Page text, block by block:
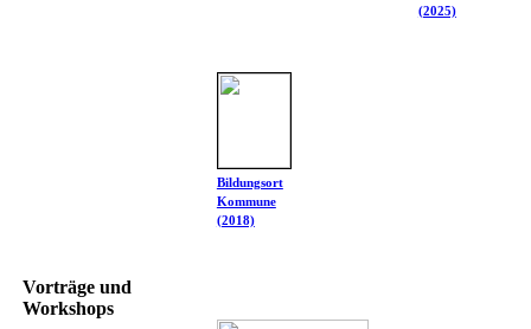
(2025)
Bildungsort
Kommune
(2018)
Vorträge und
Workshops